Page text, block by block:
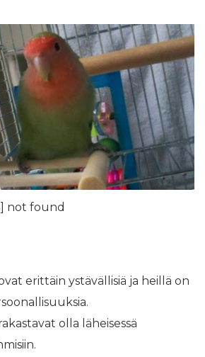
not found
erittäin ystävällisiä ja heillä on
olla läheisessä